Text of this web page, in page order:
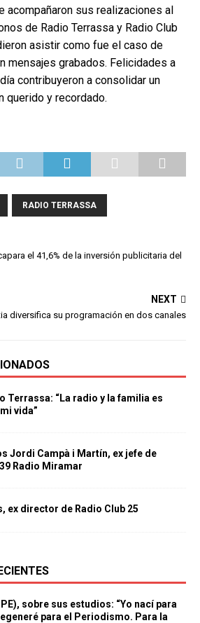
acompañaron sus realizaciones al
de Radio Terrassa y Radio Club
asistir como fue el caso de
mensajes grabados. Felicidades a
contribuyeron a consolidar un
querido y recordado.
RADIO TERRASSA
el 41,6% de la inversión publicitaria del
NEXT
diversifica su programación en dos canales
Terrassa: “La radio y la familia es
vida”
Jordi Campà i Martín, ex jefe de
Radio Miramar
ex director de Radio Club 25
sobre sus estudios: “Yo nací para
para el Periodismo. Para la